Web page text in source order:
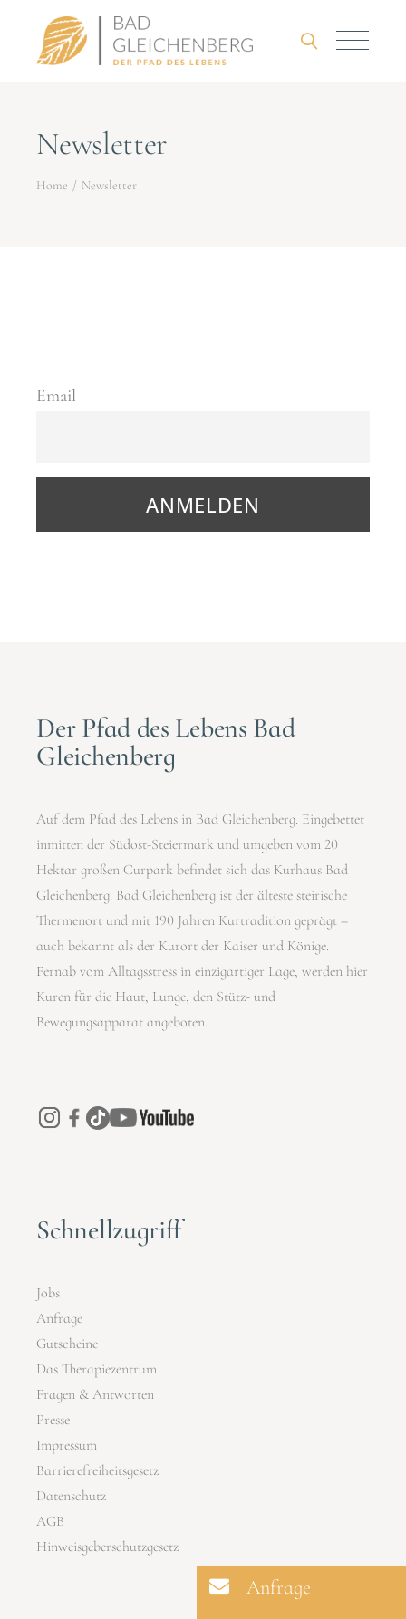
Newsletter
Home Newsletter
Email
Der Pfad des Lebens Bad
Gleichenberg
Auf dem Pfad des Lebens in Bad Gleichenberg. Eingebettet
inmitten der Südost-Steiermark und umgeben vom 20
Hektar großen Curpark befindet sich das Kurhaus Bad
Gleichenberg. Bad Gleichenberg ist der älteste steirische
Thermenort und mit 190 Jahren Kurtradition geprägt –
auch bekannt als der Kurort der Kaiser und Könige.
Fernab vom Alltagsstress in einzigartiger Lage, werden hier
Kuren für die Haut, Lunge, den Stütz- und
Bewegungsapparat angeboten.
Schnellzugriff
Jobs
Anfrage
Gutscheine
Das Therapiezentrum
Fragen & Antworten
Presse
Impressum
Barrierefreiheitsgesetz
Datenschutz
AGB
Hinweisgeberschutzgesetz
Anfrage